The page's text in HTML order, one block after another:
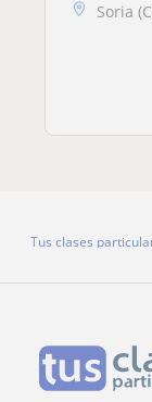
Soria
Tus clases